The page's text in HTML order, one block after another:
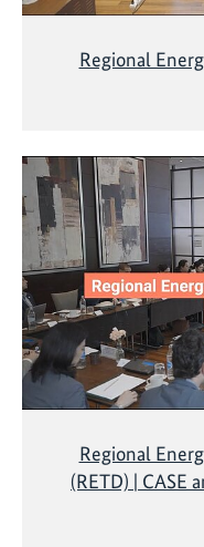
Regional
Regional
(RETD) | CASE